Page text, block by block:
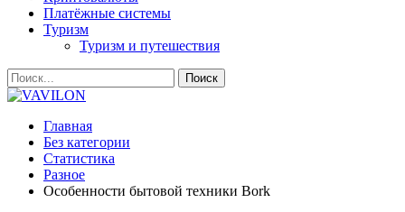
Платёжные системы
Туризм
Туризм и путешествия
Главная
Без категории
Статистика
Разное
Особенности бытовой техники Bork